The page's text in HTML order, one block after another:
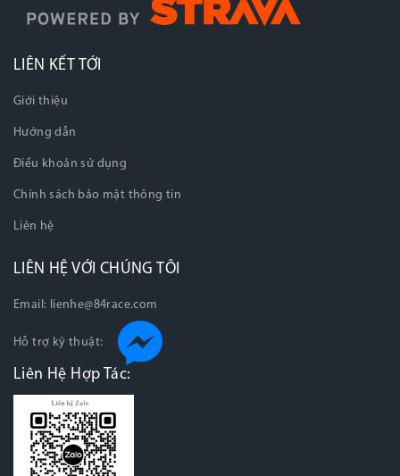
LIÊN KẾT TỚI
Giới thiệu
Hướng dẫn
Điều khoản sử dụng
Chính sách bảo mật thông tin
Liên hệ
LIÊN HỆ VỚI CHÚNG TÔI
Email: lienhe@84race.com
Hỗ trợ kỹ thuật:
Liên Hệ Hợp Tác: